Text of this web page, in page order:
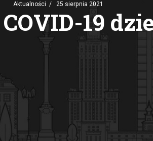
Aktualności 25 sierpnia 2021
19